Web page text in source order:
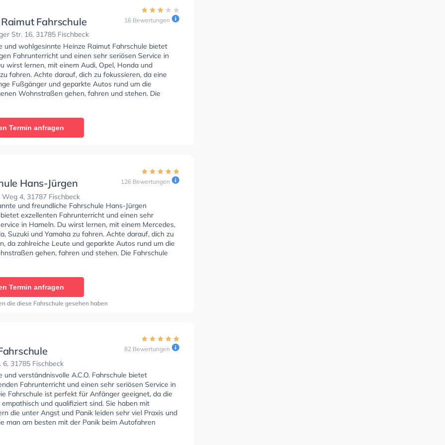
Fahrschule
Str. 16, 31785 Fischbeck
16 Bewertungen
und wohlgesinnte Heinze Raimut Fahrschule bietet
Fahrunterricht und einen sehr seriösen Service in
wirst lernen, mit einem Audi, Opel, Honda und
fahren. Achte darauf, dich zu fokussieren, da eine
Fußgänger und geparkte Autos rund um die
Wohnstraßen gehen, fahren und stehen. Die
bietet Perfekte Bedingungen um deine Klasse A1,
der Heinze Raimut Fahrschule Sie können einen
anfragen.
Termin anfragen
Hans-Jürgen
4, 31787 Fischbeck
126 Bewertungen
und freundliche Fahrschule Hans-Jürgen
exzellenten Fahrunterricht und einen sehr
in Hameln. Du wirst lernen, mit einem Mercedes,
Suzuki und Yamaha zu fahren. Achte darauf, dich zu
da zahlreiche Leute und geparkte Autos rund um die
gehen, fahren und stehen. Die Fahrschule
Bedingungen um deine Klasse A1, Klasse B,
L, Klasse T und Mofa - Prüfbescheinigung zu erhalten.
"Ich kann die Fahrschule nur empfehlen. Sehr
viel gelernt und sehr viel Spaß gehabt."
Termin anfragen
die diese Fahrschule gesehen haben
6, 31785 Fischbeck
82 Bewertungen
und verständnisvolle A.C.O. Fahrschule bietet
Fahrunterricht und einen sehr seriösen Service in
Fahrschule ist perfekt für Anfänger geeignet, da die
empathisch und qualifiziert sind. Sie haben mit
die unter Angst und Panik leiden sehr viel Praxis und
man am besten mit der Panik beim Autofahren
In der A.C.O. Fahrschule Sie können einen Termin